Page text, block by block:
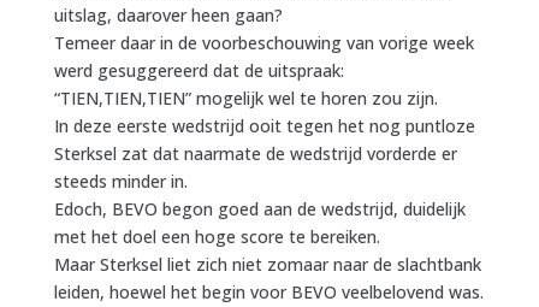
uitslag, daarover heen gaan?
Temeer daar in de voorbeschouwing van vorige week
werd gesuggereerd dat de uitspraak:
“TIEN,TIEN,TIEN” mogelijk wel te horen zou zijn.
In deze eerste wedstrijd ooit tegen het nog puntloze
Sterksel zat dat naarmate de wedstrijd vorderde er
steeds minder in.
Edoch, BEVO begon goed aan de wedstrijd, duidelijk
met het doel een hoge score te bereiken.
Maar Sterksel liet zich niet zomaar naar de slachtbank
leiden, hoewel het begin voor BEVO veelbelovend was.